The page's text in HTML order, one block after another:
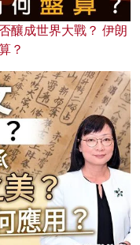
釀成世界大戰？ 伊朗
？